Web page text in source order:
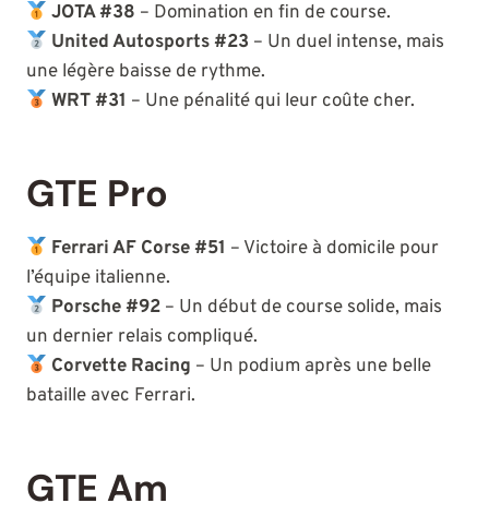
JOTA #38 – Domination en fin de course.
United Autosports #23 – Un duel intense, mais
une légère baisse de rythme.
WRT #31 – Une pénalité qui leur coûte cher.
GTE Pro
Ferrari AF Corse #51 – Victoire à domicile pour
l’équipe italienne.
Porsche #92 – Un début de course solide, mais
un dernier relais compliqué.
Corvette Racing – Un podium après une belle
bataille avec Ferrari.
GTE Am